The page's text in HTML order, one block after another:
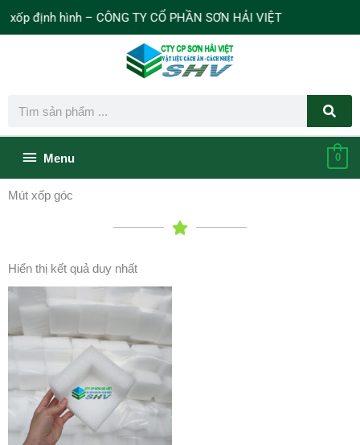
định hình – CÔNG TY CỔ PHẦN SƠN HẢI VIỆT
Bên
trang
Menu 0
Mút xốp góc
Hiển thị kết quả duy nhất